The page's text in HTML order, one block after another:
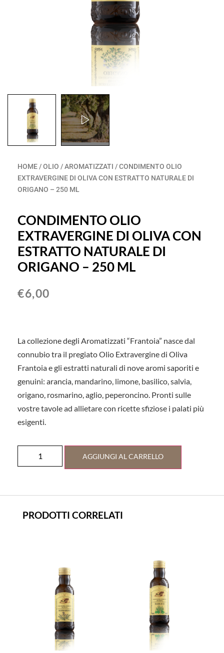
HOME /OLIO /AROMATIZZATI / CONDIMENTO OLIO
EXTRAVERGINE DI OLIVA CON ESTRATTO NATURALE DI
ORIGANO – 250 ML
CONDIMENTO OLIO
EXTRAVERGINE DI OLIVA CON
ESTRATTO NATURALE DI
ORIGANO – 250 ML
€6,00
La collezione degli Aromatizzati “Frantoia” nasce dal
connubio tra il pregiato Olio Extravergine di Oliva
Frantoia e gli estratti naturali di nove aromi saporiti e
genuini: arancia, mandarino, limone, basilico, salvia,
origano, rosmarino, aglio, peperoncino. Pronti sulle
vostre tavole ad allietare con ricette sfiziose i palati più
esigenti.
AGGIUNGI AL CARRELLO
PRODOTTI CORRELATI